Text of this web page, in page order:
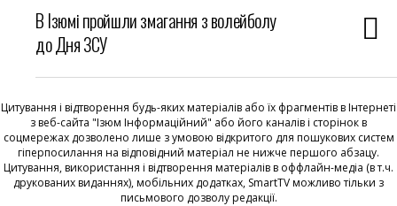
В Ізюмі пройшли змагання з волейболу
до Дня ЗСУ
Цитування і відтворення будь-яких матеріалів або їх фрагментів в Інтернеті
з веб-сайта "Ізюм Інформаційний" або його каналів і сторінок в
соцмережах дозволено лише з умовою відкритого для пошукових систем
гіперпосилання на відповідний матеріал не нижче першого абзацу.
Цитування, використання і відтворення матеріалів в оффлайн-медіа (в т.ч.
друкованих виданнях), мобільних додатках, SmartTV можливо тільки з
письмового дозволу редакції.